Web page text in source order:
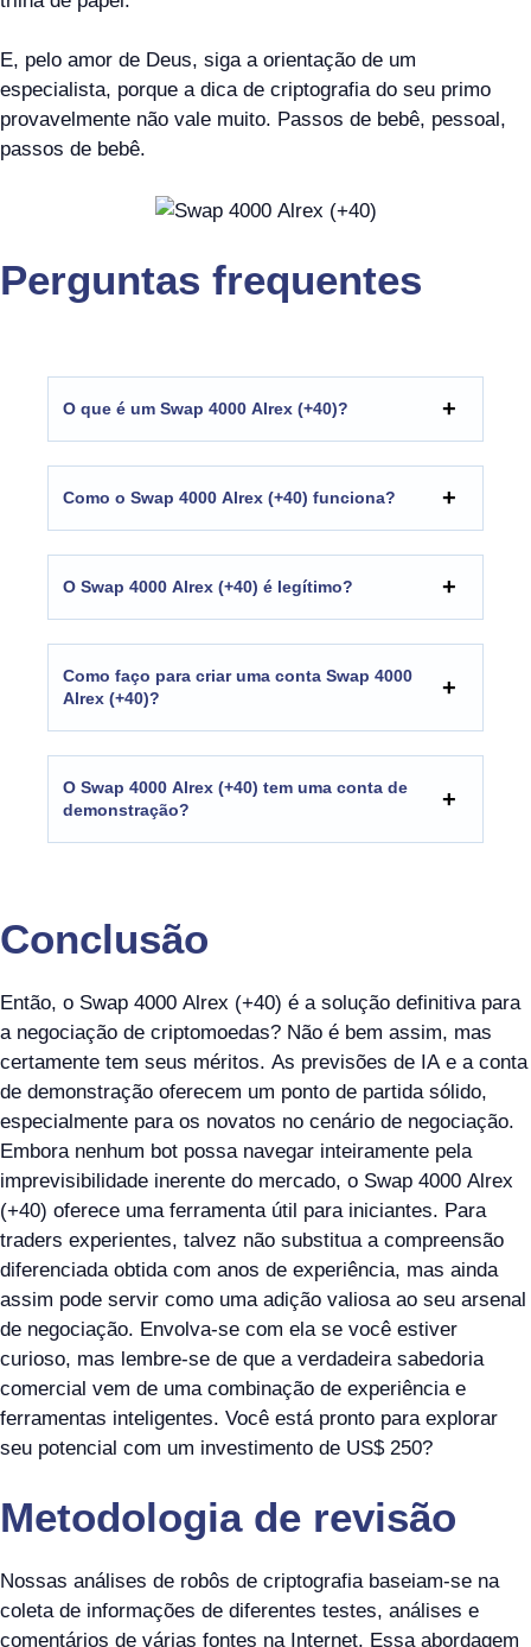
E, pelo amor de Deus, siga a orientação de um
especialista, porque a dica de criptografia do seu primo
provavelmente não vale muito. Passos de bebê, pessoal,
passos de bebê.
Perguntas frequentes
O que é um Swap 4000 Alrex (+40)?
Como o Swap 4000 Alrex (+40) funciona?
O Swap 4000 Alrex (+40) é legítimo?
Como faço para criar uma conta Swap 4000
Alrex (+40)?
O Swap 4000 Alrex (+40) tem uma conta de
demonstração?
Conclusão
Então, o Swap 4000 Alrex (+40) é a solução definitiva para
a negociação de criptomoedas? Não é bem assim, mas
certamente tem seus méritos. As previsões de IA e a conta
de demonstração oferecem um ponto de partida sólido,
especialmente para os novatos no cenário de negociação.
Embora nenhum bot possa navegar inteiramente pela
imprevisibilidade inerente do mercado, o Swap 4000 Alrex
(+40) oferece uma ferramenta útil para iniciantes. Para
traders experientes, talvez não substitua a compreensão
diferenciada obtida com anos de experiência, mas ainda
assim pode servir como uma adição valiosa ao seu arsenal
de negociação. Envolva-se com ela se você estiver
curioso, mas lembre-se de que a verdadeira sabedoria
comercial vem de uma combinação de experiência e
ferramentas inteligentes. Você está pronto para explorar
seu potencial com um investimento de US$ 250?
Metodologia de revisão
Nossas análises de robôs de criptografia baseiam-se na
coleta de informações de diferentes testes, análises e
comentários de várias fontes na Internet. Essa abordagem